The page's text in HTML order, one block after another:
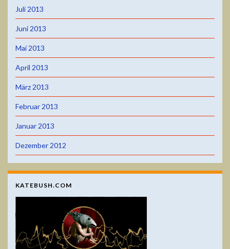
Juli 2013
Juni 2013
Mai 2013
April 2013
März 2013
Februar 2013
Januar 2013
Dezember 2012
KATEBUSH.COM